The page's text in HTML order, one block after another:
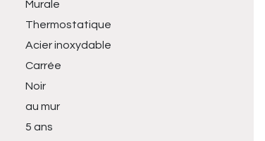
Murale
Thermostatique
Acier inoxydable
Carrée
Noir
au mur
5 ans